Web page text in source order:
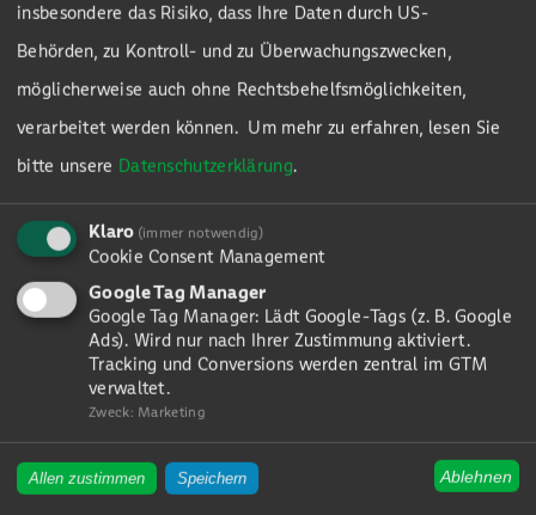
melden uns zeitnah bei Ihnen, um über
attraktive Konditionen und eine
partnerschaftliche Zusammenarbeit zu sprechen.
Firma
Name
Vorname*
E-Mail*
insbesondere das Risiko, dass Ihre Daten durch US-
Behörden, zu Kontroll- und zu Überwachungszwecken,
möglicherweise auch ohne Rechtsbehelfsmöglichkeiten,
verarbeitet werden können. Um mehr zu erfahren, lesen Sie
bitte unsere Datenschutzerklärung.
Klaro (immer notwendig)
Cookie Consent Management
Google Tag Manager
Google Tag Manager: Lädt Google-Tags (z. B. Google
Ads). Wird nur nach Ihrer Zustimmung aktiviert.
Tracking und Conversions werden zentral im GTM
verwaltet.
Zweck: Marketing
Allen zustimmen Speichern Ablehnen